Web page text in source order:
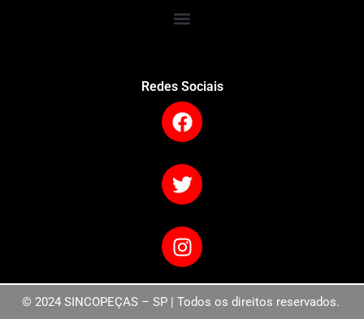
Redes Sociais
© 2024 SINCOPEÇAS – SP | Todos os direitos reservados.